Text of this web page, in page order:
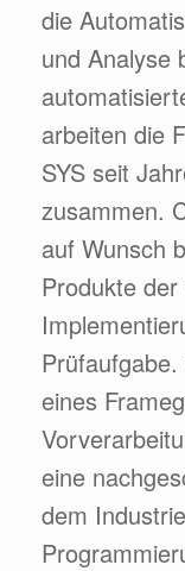
die
und Analyse
arbeiten die
SYS seit
zusammen.
auf Wunsch
Produkte
eines
eine
dem